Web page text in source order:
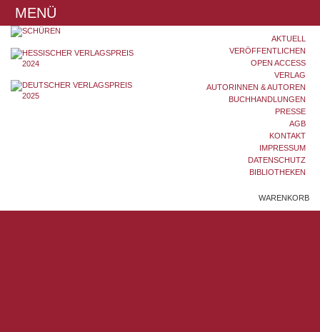
MENÜ
AKTUELL
VERÖFFENTLICHEN
OPEN ACCESS
VERLAG
AUTORINNEN & AUTOREN
BUCHHANDLUNGEN
PRESSE
AGB
KONTAKT
IMPRESSUM
DATENSCHUTZ
BIBLIOTHEKEN
WARENKORB